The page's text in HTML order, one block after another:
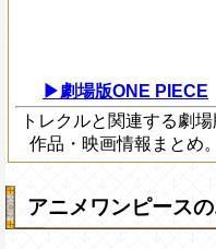
▶劇場版ONE PIECE
トレクルと関連する劇場
作品・映画情報まとめ。
アニメワンピース